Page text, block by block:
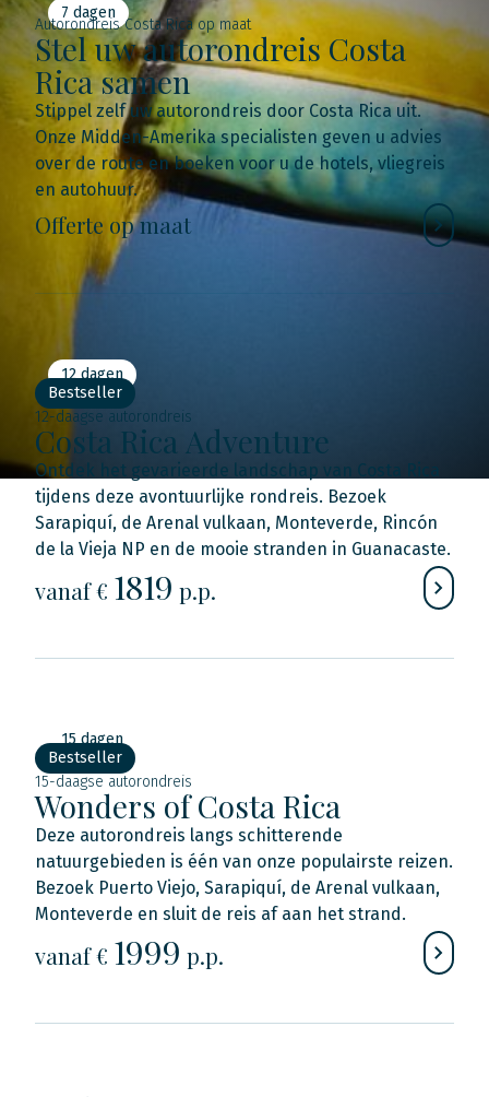
7 dagen
Autorondreis Costa Rica op maat
Stel uw autorondreis Costa
Rica samen
Stippel zelf uw autorondreis door Costa Rica uit.
Onze Midden-Amerika specialisten geven u advies
over de route en boeken voor u de hotels, vliegreis
en autohuur.
Offerte op maat
12 dagen
Bestseller
12-daagse autorondreis
Costa Rica Adventure
Ontdek het gevarieerde landschap van Costa Rica
tijdens deze avontuurlijke rondreis. Bezoek
Sarapiquí, de Arenal vulkaan, Monteverde, Rincón
de la Vieja NP en de mooie stranden in Guanacaste.
vanaf € 1819 p.p.
15 dagen
Bestseller
15-daagse autorondreis
Wonders of Costa Rica
Deze autorondreis langs schitterende
natuurgebieden is één van onze populairste reizen.
Bezoek Puerto Viejo, Sarapiquí, de Arenal vulkaan,
Monteverde en sluit de reis af aan het strand.
vanaf € 1999 p.p.